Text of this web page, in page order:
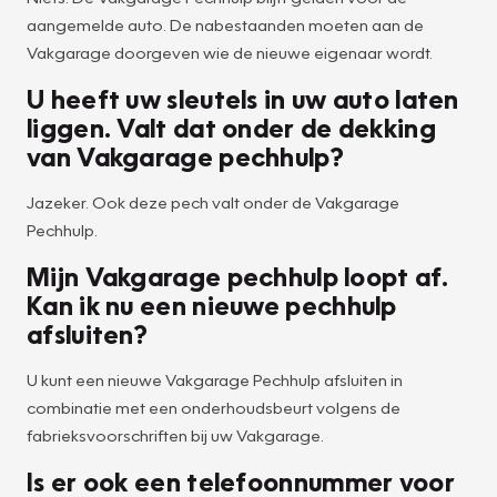
aangemelde auto. De nabestaanden moeten aan de
Vakgarage doorgeven wie de nieuwe eigenaar wordt.
U heeft uw sleutels in uw auto laten
liggen. Valt dat onder de dekking
van Vakgarage pechhulp?
Jazeker. Ook deze pech valt onder de Vakgarage
Pechhulp.
Mijn Vakgarage pechhulp loopt af.
Kan ik nu een nieuwe pechhulp
afsluiten?
U kunt een nieuwe Vakgarage Pechhulp afsluiten in
combinatie met een onderhoudsbeurt volgens de
fabrieksvoorschriften bij uw Vakgarage.
Is er ook een telefoonnummer voor